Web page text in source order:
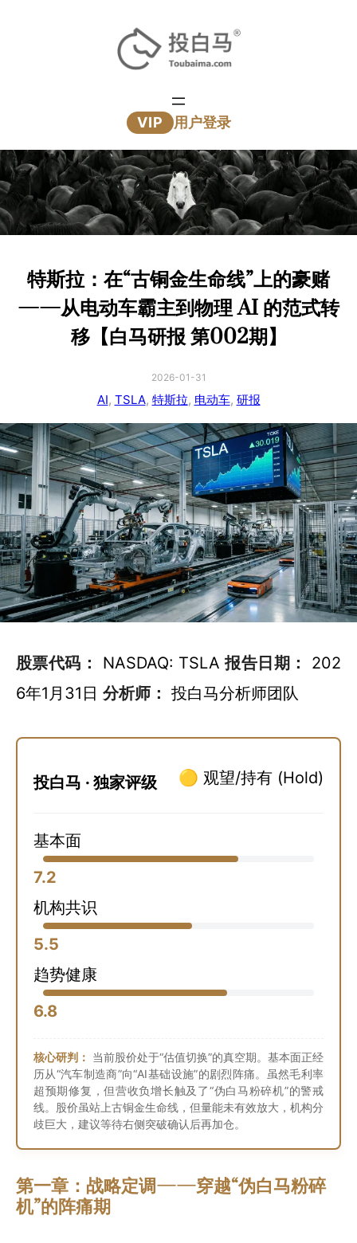
VIP 用户登录
特斯拉：在“古铜金生命线”上的豪赌
——从电动车霸主到物理 AI 的范式转
移【白马研报 第002期】
2026-01-31
AI, TSLA, 特斯拉, 电动车, 研报
股票代码： NASDAQ: TSLA报告日期：
202
6年1月31日 分析师： 投白马分析师团队
投白马 · 独家评级 🟡 观望/持有 (Hold)
基本面
7.2
机构共识
5.5
趋势健康
6.8
核心研判： 当前股价处于“估值切换”的真空期。基本面正经
历从“汽车制造商”向“AI基础设施”的剧烈阵痛。虽然毛利率
超预期修复，但营收负增长触及了“伪白马粉碎机”的警戒
线。股价虽站上古铜金生命线，但量能未有效放大，机构分
歧巨大，建议等待右侧突破确认后再加仓。
第一章：战略定调——穿越“伪白马粉碎
机”的阵痛期